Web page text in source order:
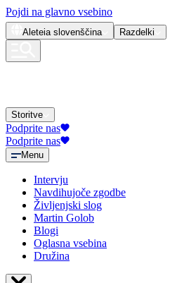
Pojdi na glavno vsebino
Aleteia slovenščina Razdelki
Storitve
Podprite nas
Podprite nas
Menu
Intervju
Navdihujoče zgodbe
Življenjski slog
Martin Golob
Blogi
Oglasna vsebina
Družina